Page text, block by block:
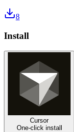
8
Install
Cursor
One-click install